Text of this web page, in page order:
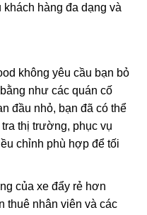
hàng đa dạng và
không yêu cầu bạn bỏ
như các quán cố
đầu nhỏ, bạn đã có thể
thị trường, phục vụ
chỉnh phù hợp để tối
của xe đẩy rẻ hơn
thuê nhân viên và các